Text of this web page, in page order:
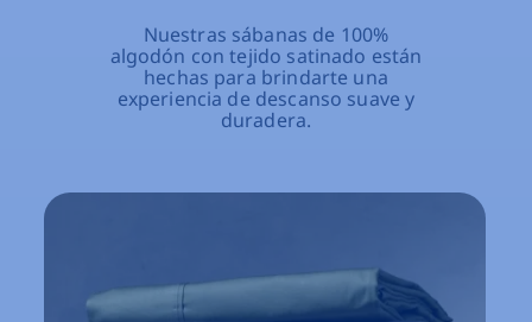
Nuestras sábanas de 100%
algodón con tejido satinado están
hechas para brindarte una
experiencia de descanso suave y
duradera.